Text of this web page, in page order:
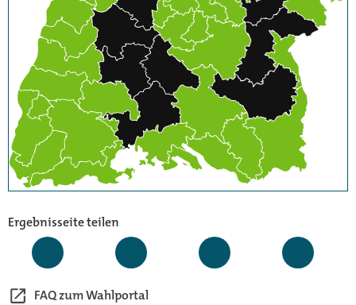
Ergebnisseite teilen
FAQ zum Wahlportal